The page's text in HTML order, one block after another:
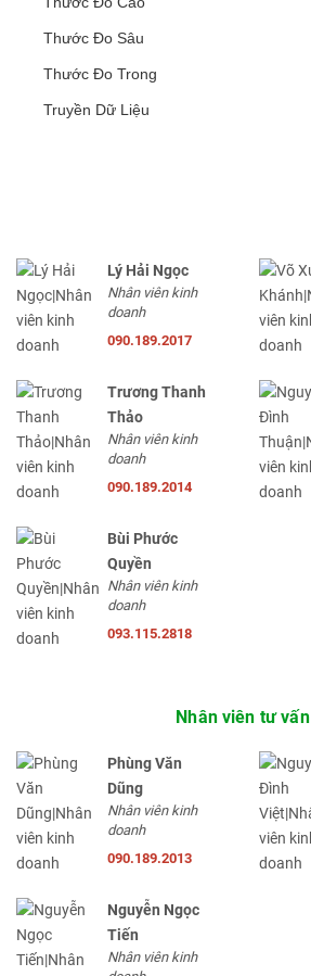
Thước Đo Sâu
Thước Đo Trong
Truyền Dữ Liệu
Lý Hải Ngọc
Nhân viên kinh
doanh
090.189.2017
Trương Thanh
Thảo
Nhân viên kinh
doanh
090.189.2014
Bùi Phước
Quyền
Nhân viên kinh
doanh
093.115.2818
Nhân viên tư vấn
Phùng Văn
Dũng
Nhân viên kinh
doanh
090.189.2013
Nguyễn Ngọc
Tiến
Nhân viên kinh